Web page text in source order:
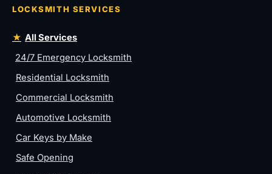
LOCKSMITH SERVICES
All Services
24/7 Emergency Locksmith
Residential Locksmith
Commercial Locksmith
Automotive Locksmith
Car Keys by Make
Safe Opening